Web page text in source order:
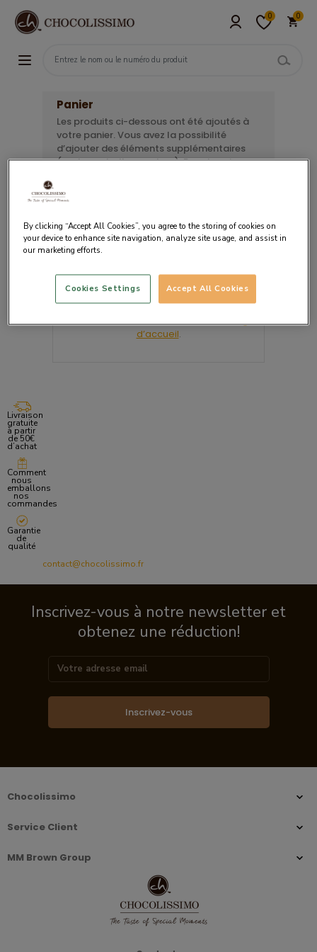
0 0
Panier
Les produits ci-dessous ont été ajoutés à
votre panier. Vous avez la possibilité
d’ajouter des éléments supplémentaires
(carte, emballage, ruban). Pour terminer
de paiement souhaité.
Nous vous invitons à retourner sur laPage
d’accueil.
Livraison
gratuite
à partir
de 50€
d’achat
Comment
nous
emballons
nos
commandes
Garantie
de
qualité
contact@chocolissimo.fr
Inscrivez-vous à notre newsletter et
obtenez une réduction!
Inscrivez-vous
Chocolissimo
Service Client
MM Brown Group
By clicking “Accept All Cookies”, you agree to the storing of cookies on
your device to enhance site navigation, analyze site usage, and assist in
our marketing efforts.
Accept All Cookies
Cookies Settings